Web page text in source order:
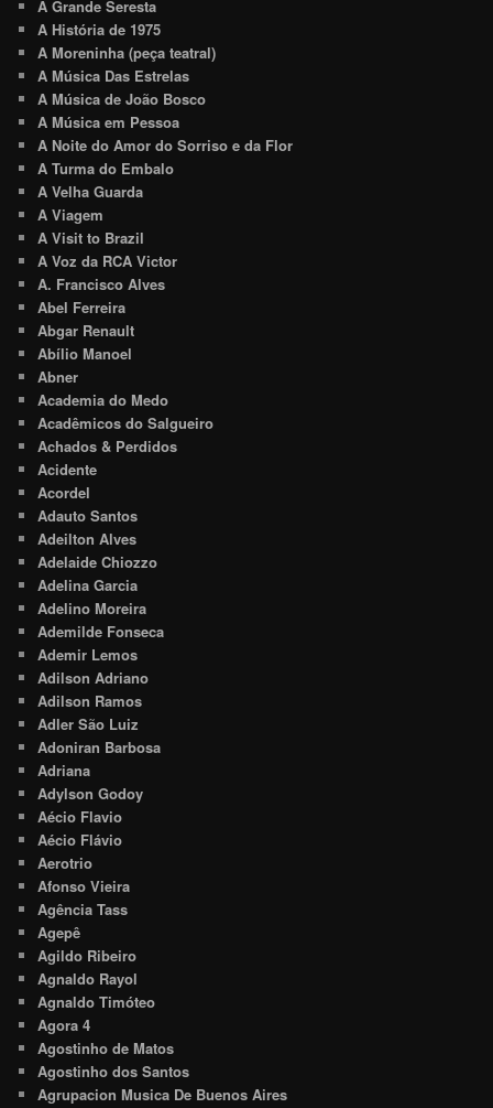
A Grande Seresta
A História de 1975
A Moreninha (peça teatral)
A Música Das Estrelas
A Música de João Bosco
A Música em Pessoa
A Noite do Amor do Sorriso e da Flor
A Turma do Embalo
A Velha Guarda
A Viagem
A Visit to Brazil
A Voz da RCA Victor
A. Francisco Alves
Abel Ferreira
Abgar Renault
Abílio Manoel
Abner
Academia do Medo
Acadêmicos do Salgueiro
Achados & Perdidos
Acidente
Acordel
Adauto Santos
Adeilton Alves
Adelaide Chiozzo
Adelina Garcia
Adelino Moreira
Ademilde Fonseca
Ademir Lemos
Adilson Adriano
Adilson Ramos
Adler São Luiz
Adoniran Barbosa
Adriana
Adylson Godoy
Aécio Flavio
Aécio Flávio
Aerotrio
Afonso Vieira
Agência Tass
Agepê
Agildo Ribeiro
Agnaldo Rayol
Agnaldo Timóteo
Agora 4
Agostinho de Matos
Agostinho dos Santos
Agrupacion Musica De Buenos Aires